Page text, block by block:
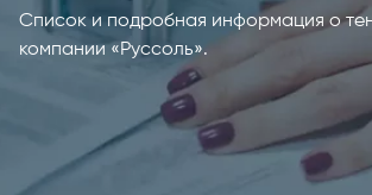
Список и подробная информация о
компании «Руссоль».